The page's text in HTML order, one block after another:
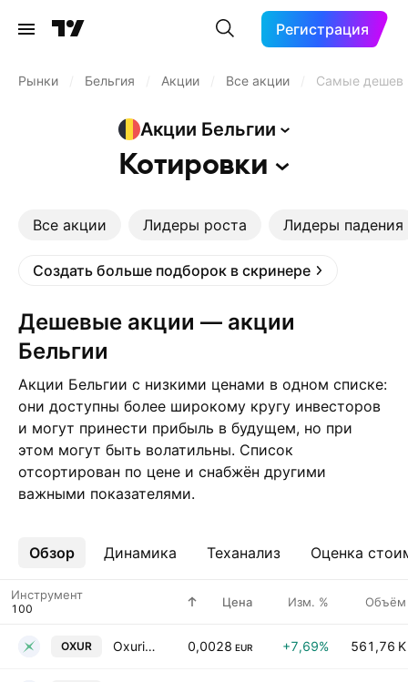
Регистрация
Рынки Бельгия Акции Все акции Самые
Акции Бельгии
Котировки
Все акции Лидеры роста Лидеры падения
Создать больше подборок в скринере
Дешевые акции — акции
Бельгии
Акции Бельгии с низкими ценами в одном списке:
они доступны более широкому кругу инвесторов
и могут принести прибыль в будущем, но при
этом могут быть волатильны. Список
отсортирован по цене и снабжён другими
важными показателями.
Обзор Динамика Теханализ Оценка
Ещё
Инструмент Цена Изм. % Объём
OXUR Oxurion NV 0,0028 EUR +7,69% 561,76 K